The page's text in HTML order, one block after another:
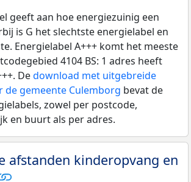
geeft aan hoe energiezuinig een
is G het slechtste energielabel en
Energielabel A+++ komt het meeste
4104 BS: 1 adres heeft
Dedownload met uitgebreide
gemeente Culemborg bevat de
zowel per postcode,
en buurt als per adres.
afstanden kinderopvang en